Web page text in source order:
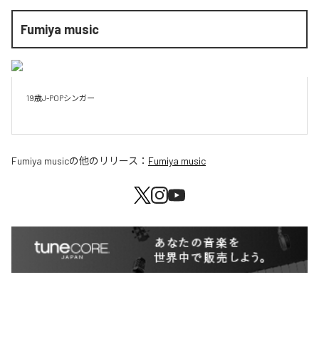
Fumiya music
19歳J-POPシンガー
Fumiya musicの他のリリース： Fumiya music